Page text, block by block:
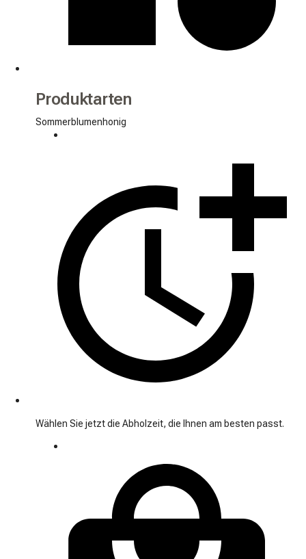
Produktarten
Sommerblumenhonig
Wählen Sie jetzt die Abholzeit, die Ihnen am besten passt.